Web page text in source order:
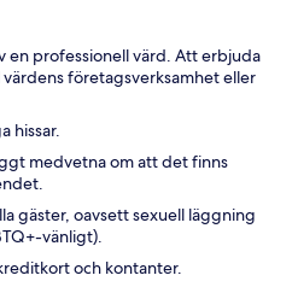
en professionell värd. Att erbjuda
företagsverksamhet eller
hissar.
medvetna om att det finns
gäster, oavsett sexuell läggning
vänligt).
och kontanter.